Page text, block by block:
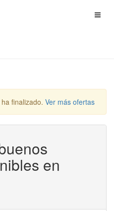
finalizado. Ver más ofertas
en